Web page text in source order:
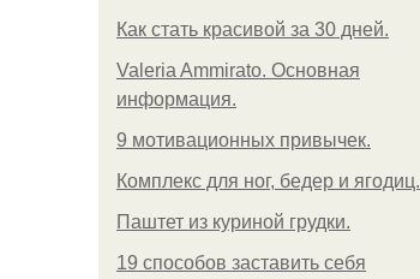
Как стать красивой за 30 дней.
Valeria Ammirato. Основная
информация.
9 мотивационных привычек.
Комплекс для ног, бедер и ягодиц.
Паштет из куриной грудки.
19 способов заставить себя